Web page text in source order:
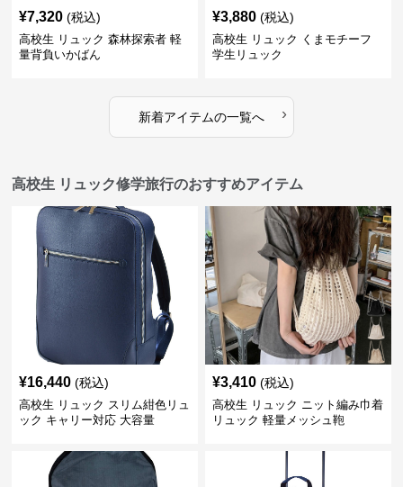
¥7,320 (税込)
高校生 リュック 森林探索者 軽
量背負いかばん
¥3,880 (税込)
高校生 リュック くまモチーフ
学生リュック
新着アイテムの一覧へ ›
高校生 リュック修学旅行のおすすめアイテム
¥16,440 (税込)
高校生 リュック スリム紺色リュ
ック キャリー対応 大容量
¥3,410 (税込)
高校生 リュック ニット編み巾着
リュック 軽量メッシュ鞄